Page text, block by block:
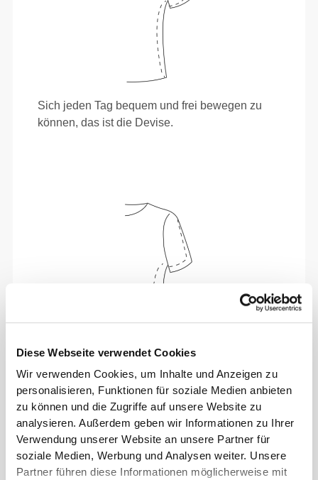
Diese Webseite verwendet Cookies
Wir verwenden Cookies, um Inhalte und Anzeigen zu
personalisieren, Funktionen für soziale Medien anbieten
zu können und die Zugriffe auf unsere Website zu
analysieren. Außerdem geben wir Informationen zu Ihrer
Verwendung unserer Website an unsere Partner für
soziale Medien, Werbung und Analysen weiter. Unsere
Partner führen diese Informationen möglicherweise mit
Sich jeden Tag bequem und frei bewegen zu
können, das ist die Devise.
Absolute Bewegungsfreiheit. Deine bequeme,
entspannte Passform für einen lässigen Look.
EMPFOHLENE GRÖSSE BASIEREND AUF D
EINEN KÖRPERMASSEN